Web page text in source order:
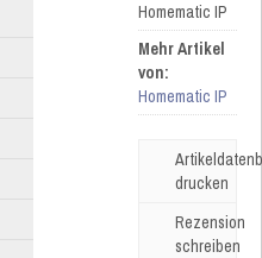
Homematic IP
Mehr Artikel
von:
Homematic IP
drucken
Rezension
schreiben